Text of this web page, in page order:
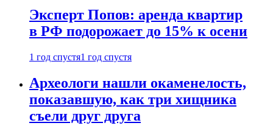
Эксперт Попов: аренда квартир
в РФ подорожает до 15% к осени
1 год спустя1 год спустя
Археологи нашли окаменелость,
показавшую, как три хищника
съели друг друга